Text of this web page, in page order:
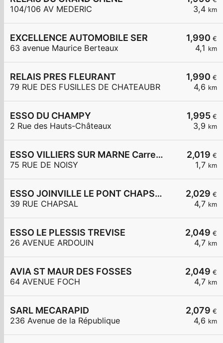
3,4 km
104/106 AV MEDERIC
1,990 €
4,1 km
EXCELLENCE AUTOMOBILE SER
63 avenue Maurice Berteaux
1,990 €
4,6 km
RELAIS PRES FLEURANT
79 RUE DES FUSILLES DE CHATEAUBR
1,995 €
3,9 km
ESSO DU CHAMPY
2 Rue des Hauts-Châteaux
2,019 €
1,7 km
ESSO VILLIERS SUR MARNE Carrefour Express
75 RUE DE NOISY
2,029 €
4,7 km
ESSO JOINVILLE LE PONT CHAPSAL
39 RUE CHAPSAL
2,049 €
4,7 km
ESSO LE PLESSIS TREVISE
26 AVENUE ARDOUIN
2,049 €
4,7 km
AVIA ST MAUR DES FOSSES
64 AVENUE FOCH
2,079 €
4,6 km
SARL MECARAPID
236 Avenue de la République